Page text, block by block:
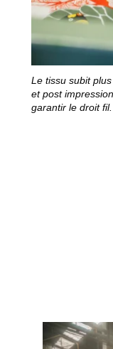
Le tissu subit
et post
garantir le droit fil.